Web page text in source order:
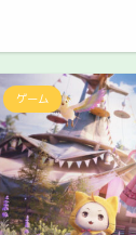
ゲーム